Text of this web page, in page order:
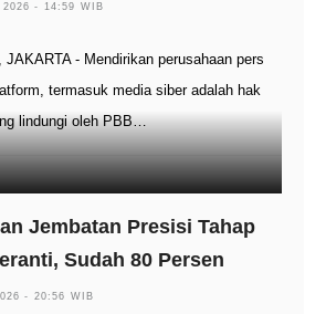
- 14:59 WIB
JAKARTA - Mendirikan perusahaan pers
termasuk media siber adalah hak
lindungi oleh PBB…
Jembatan Presisi Tahap
Sudah 80 Persen
- 20:56 WIB